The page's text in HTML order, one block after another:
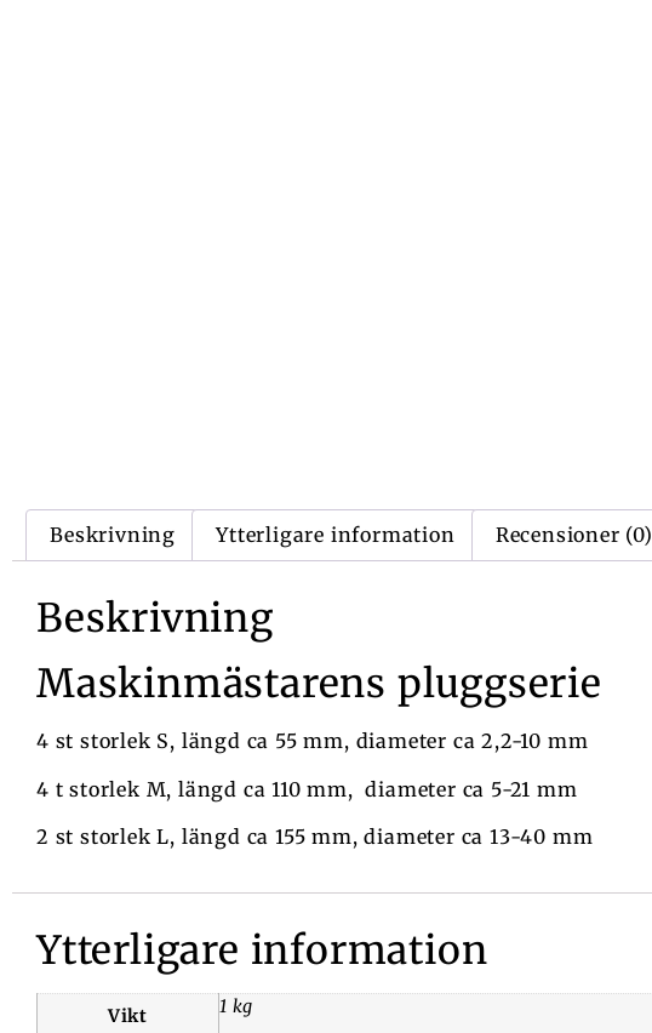
Beskrivning Ytterligare information Recensioner (0)
Beskrivning
Maskinmästarens pluggserie
4 st storlek S, längd ca 55 mm, diameter ca 2,2-10 mm
4 t storlek M, längd ca 110 mm, diameter ca 5-21 mm
2 st storlek L, längd ca 155 mm, diameter ca 13-40 mm
Ytterligare information
Vikt 1 kg